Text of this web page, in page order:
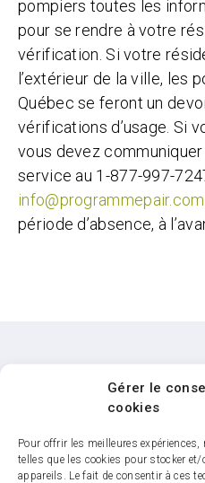
Gérer le
cookies
Pour offrir les meilleures
telles que les cookies pour stocker
appareils. Le fait de consentir à ces
pompiers toutes les
pour se rendre à votre
vérification. Si votre
l’extérieur de la ville, les
Québec se feront un
vérifications d’usage. Si
vous devez
service au 1-877-997-
info@programmepair.com
période d’absence, à
Besoin
Si vous avez
n’hésitez pas